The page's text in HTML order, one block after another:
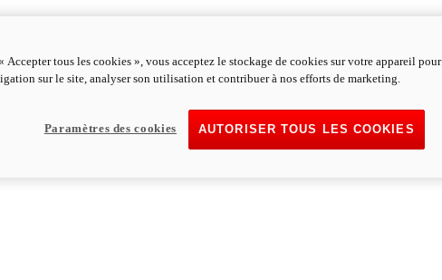
Accepter tous les cookies », vous acceptez le stockage de cookies sur votre appareil pour
sur le site, analyser son utilisation et contribuer à nos efforts de marketing.
AUTORISER TOUS LES COOKIES
Paramètres des cookies